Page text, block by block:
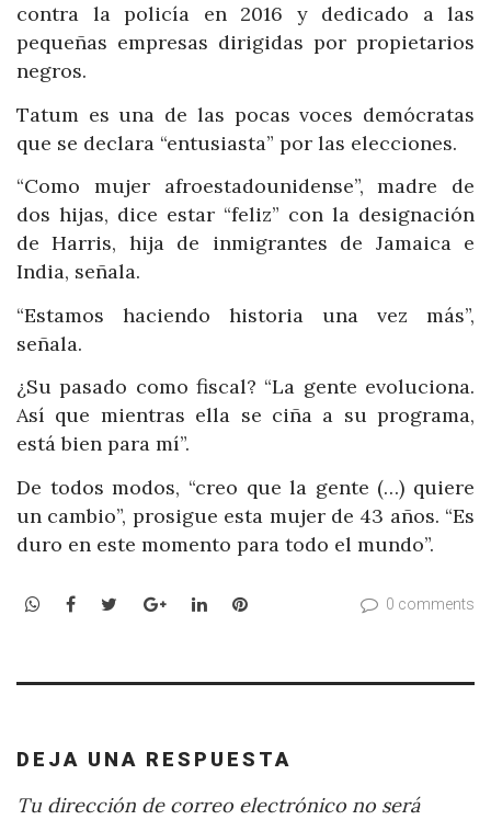
contra la policía en 2016 y dedicado a las
pequeñas empresas dirigidas por propietarios
negros.
Tatum es una de las pocas voces demócratas
que se declara “entusiasta” por las elecciones.
“Como mujer afroestadounidense”, madre de
dos hijas, dice estar “feliz” con la designación
de Harris, hija de inmigrantes de Jamaica e
India, señala.
“Estamos haciendo historia una vez más”,
señala.
¿Su pasado como fiscal? “La gente evoluciona.
Así que mientras ella se ciña a su programa,
está bien para mí”.
De todos modos, “creo que la gente (…) quiere
un cambio”, prosigue esta mujer de 43 años. “Es
duro en este momento para todo el mundo”.
WhatsApp
Facebook
TwitterGoogle+LinkedInPinterest 0 comments
DEJA UNA RESPUESTA
Tu dirección de correo electrónico no será